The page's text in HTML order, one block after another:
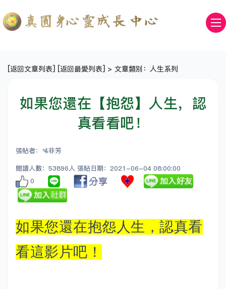
[返回文章列表] [返回最愛列表] > 文章類別：人生系列
如果您還在【抱怨】人生，認
真看看吧！
張貼者：🛂非芳
閱讀人數：53896人 張貼日期：2021-06-04 08:00:00
0
如果您還在抱怨人生，認真看
看這影片吧！